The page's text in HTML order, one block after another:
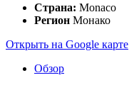
Страна: Monaco
Регион Монако
Открыть на Google карте
Обзор